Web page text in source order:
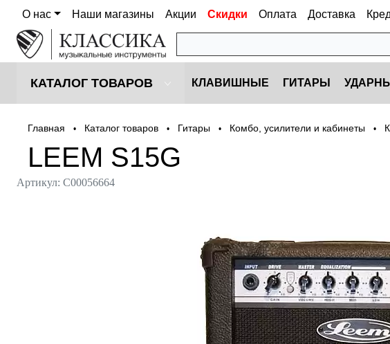
О нас Наши магазины Акции Скидки Оплата Доставка
КАТАЛОГ ТОВАРОВ КЛАВИШНЫЕ ГИТАРЫ
Главная • Каталог товаров • Гитары • Комбо, усилители и кабинеты •
LEEM S15G
Артикул: С00056664